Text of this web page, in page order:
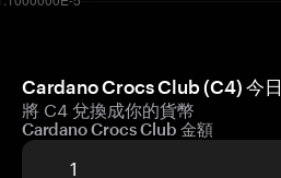
Cardano Crocs Club (C4) 今
將 C4 兌換成你的貨幣
Cardano Crocs Club 金額